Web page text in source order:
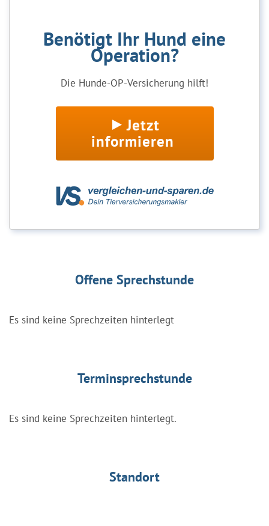
Benötigt Ihr Hund eine
Operation?
Die Hunde-OP-Versicherung hilft!
Jetzt
informieren
Offene Sprechstunde
Es sind keine Sprechzeiten hinterlegt
Terminsprechstunde
Es sind keine Sprechzeiten hinterlegt.
Standort